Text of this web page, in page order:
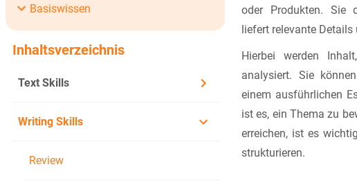
Basiswissen
Inhaltsverzeichnis
Text Skills
Writing Skills
Review
oder Produkten. Sie
liefert relevante
Hierbei werden
analysiert. Sie
einem ausführlichen
ist es, ein Thema zu
erreichen, ist es
strukturieren.